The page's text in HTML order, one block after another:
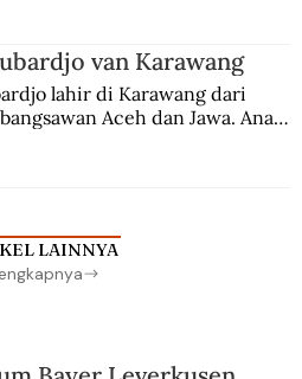
van Karawang
lahir di Karawang dari
Aceh dan Jawa. Anak
LAINNYA